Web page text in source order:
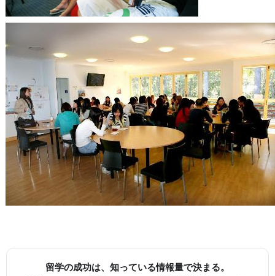
留学の成功は、知っている情報量で決まる。